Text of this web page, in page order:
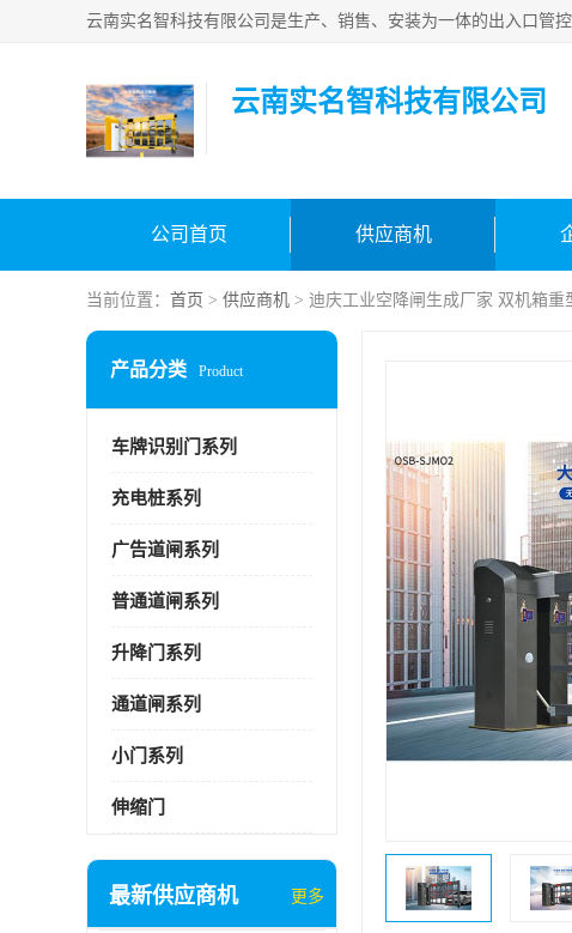
云南实名智科技有限公司
公司首页 供应商机
当前位置： 首页 > 供应商机 > 迪庆工业空降闸生成厂家 双机箱重
产品分类 Product
车牌识别门系列
充电桩系列
广告道闸系列
普通道闸系列
升降门系列
通道闸系列
小门系列
伸缩门
最新供应商机 更多